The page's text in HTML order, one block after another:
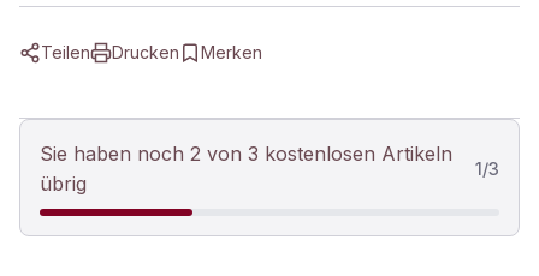
Teilen Drucken Merken
Sie haben noch 2 von 3 kostenlosen Artikeln
übrig
1/3